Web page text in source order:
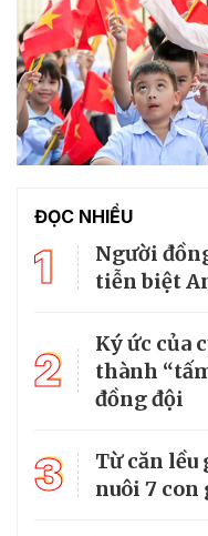
ĐỌC NHIỀU
1
Người
tiễn biệt
2
Ký ức của
thành
đồng đội
3
Từ căn
nuôi 7